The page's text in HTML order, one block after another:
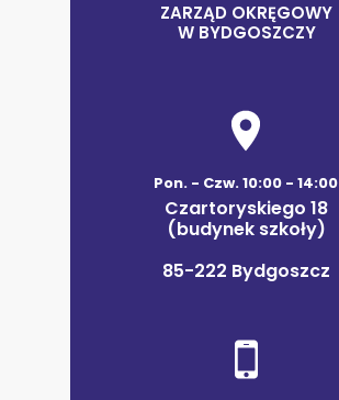
ZARZĄD OKRĘGOWY
W BYDGOSZCZY
Pon. - Czw. 10:00 - 14:00
Czartoryskiego 18
(budynek szkoły)
85-222 Bydgoszcz